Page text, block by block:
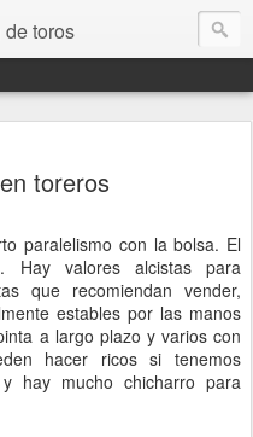
de toros
toreros
paralelismo con la bolsa. El
Hay valores alcistas para
que recomiendan vender,
estables por las manos
a largo plazo y varios con
hacer ricos si tenemos
hay mucho chicharro para